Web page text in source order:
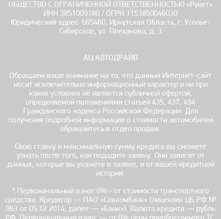
ОБЩЕСТВО С ОГРАНИЧЕННОЙ ОТВЕТСТВЕННОСТЬЮ «Рунет»
ИНН 3851009180 / ОГРН 1153850046030
Юридический адрес: 665460, Иркутская Область, г. Усолье-
Сибирское, ул. Плеханова, д. 3
АЦ АВТОДРАЙВ
Обращаем ваше внимание на то, что данный Интернет-сайт
носит исключительно информационный характер и ни при
каких условиях не является публичной офертой,
определяемой положениями статьей 435, 437, 494
Гражданского кодекса Российской Федерации. Для
получения подробной информации о стоимости автомобилей
обращайтесь в отдел продаж.
Свою ставку и максимальную сумму кредита вы сможете
узнать после того, как подадите заявку. Они зависят от
данных, которые вы укажете в заявке, и от вашей кредитной
истории.
*.Первоначальный взнос 0% - от стоимости транспортного
средства. Кредитор — ПАО «Совкомбанк» (лицензия ЦБ РФ №
963 от 05.12.2014, далее — «Банк»). Валюта кредита — рубль